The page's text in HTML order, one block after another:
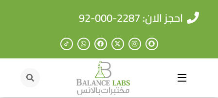
احجز الان: 2287-000-92